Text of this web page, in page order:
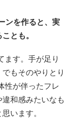
ンを作ると、実
とも。
ます。手が足り
もそのやりとり
性が伴ったフレ
和感みたいなも
います。